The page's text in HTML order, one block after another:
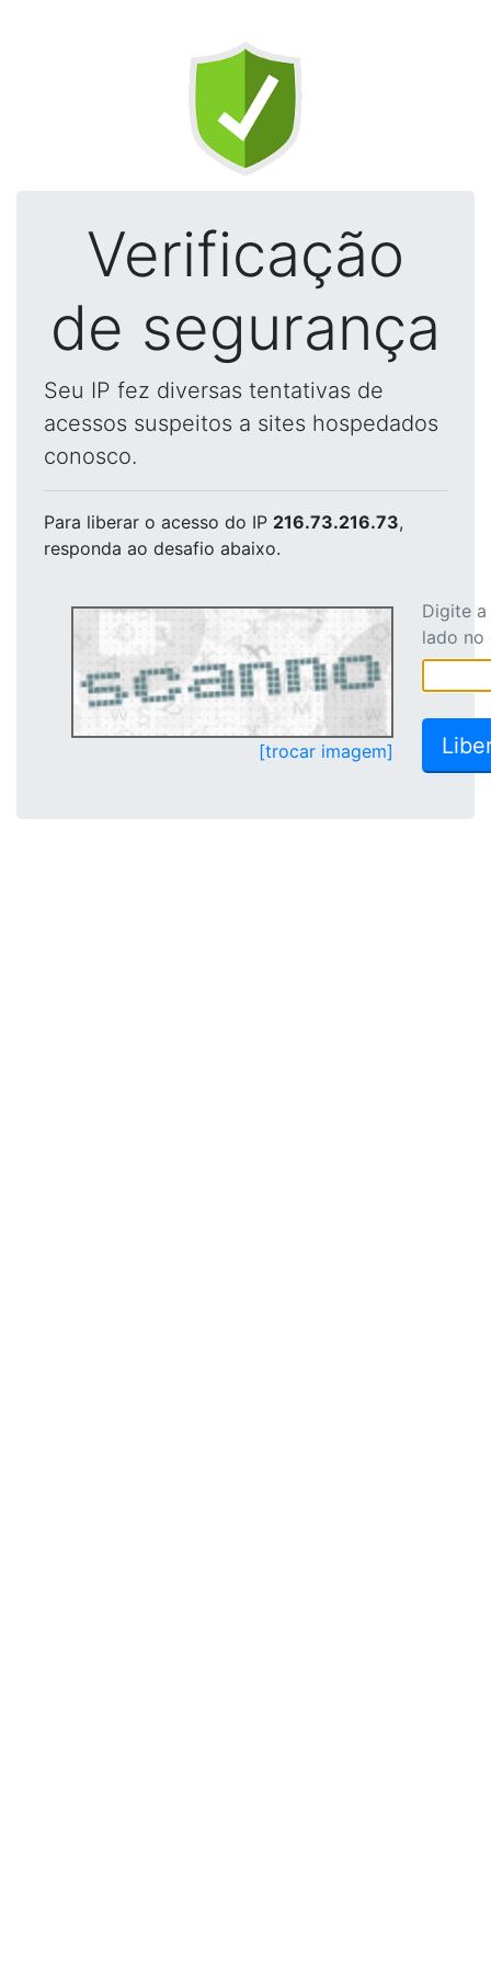
Verificação
de segurança
Seu IP fez diversas tentativas de
acessos suspeitos a sites hospedados
conosco.
Para liberar o acesso do IP 216.73.216.73,
responda ao desafio abaixo.
[trocar imagem]
Digite
lado no